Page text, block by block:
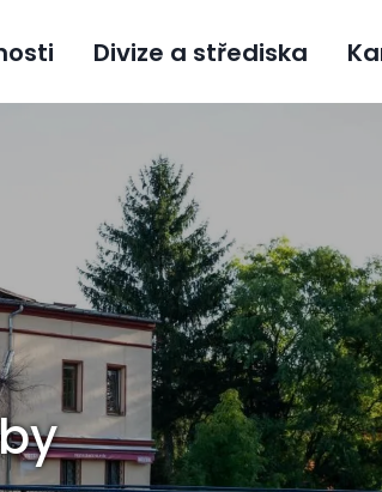
Divize a střediska